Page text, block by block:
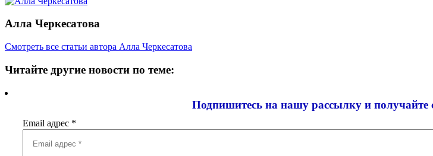
Алла Черкесатова
Смотреть все статьи автора Алла Черкесатова
Читайте другие новости по теме:
Подпишитесь на нашу рассылку и получайте
Email адрес *